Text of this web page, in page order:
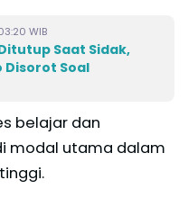
WIB
Saat Sidak,
Disorot Soal
belajar dan
modal utama dalam